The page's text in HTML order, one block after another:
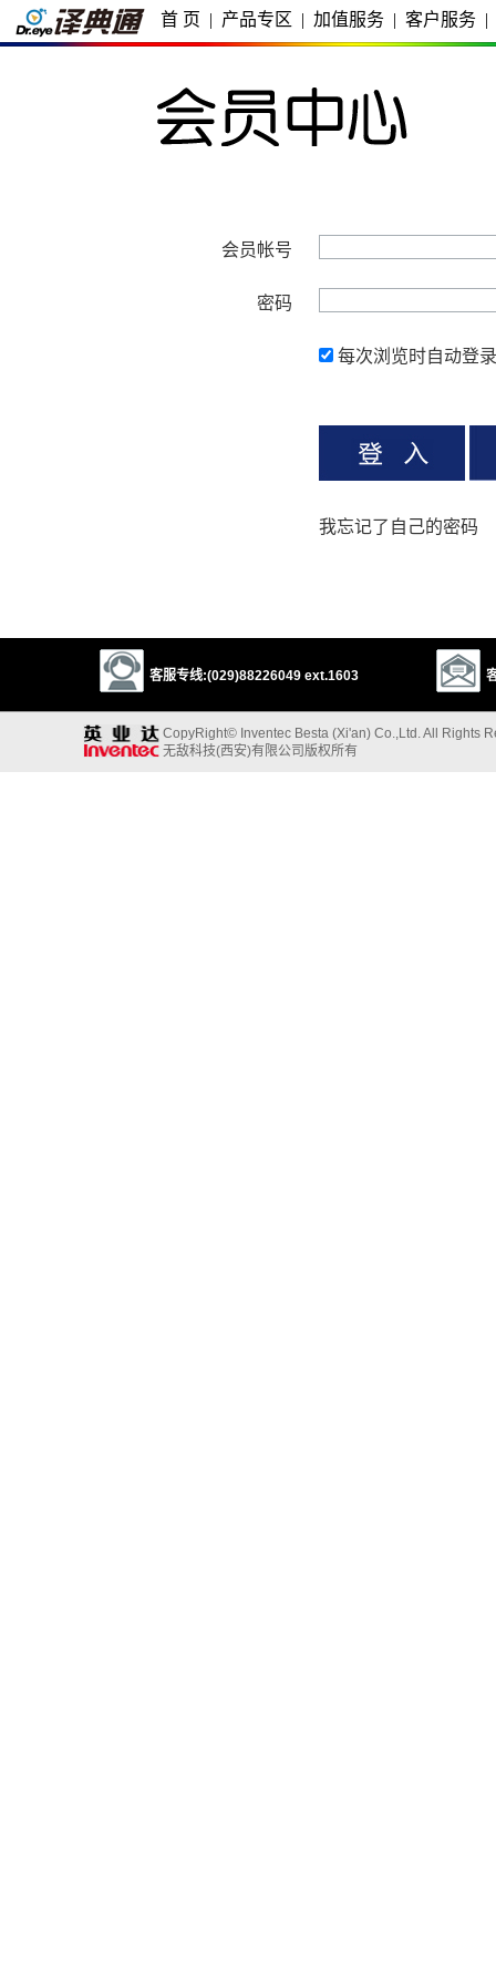
首 页 | 产品专区 | 加值服务 | 客户服务 |
会员帐号
密码
每次浏览时自动登录
我忘记了自己的密码
客服专线:(029)88226049 ext.1603
CopyRight© Inventec Besta (Xi'an) Co.,Ltd. All Rights
无敌科技(西安)有限公司版权所有